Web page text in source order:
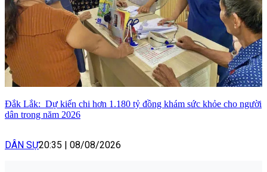
Đắk Lắk: Dự kiến chi hơn 1.180 tỷ đồng khám sức khỏe cho người
dân trong năm 2026
DÂN SỰ20:35 08/08/2026